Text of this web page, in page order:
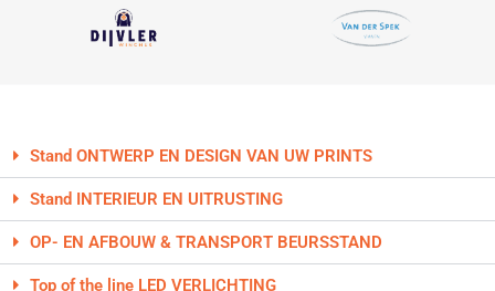
Stand ONTWERP EN DESIGN VAN UW PRINTS
Stand INTERIEUR EN UITRUSTING
OP- EN AFBOUW & TRANSPORT BEURSSTAND
Top of the line LED VERLICHTING